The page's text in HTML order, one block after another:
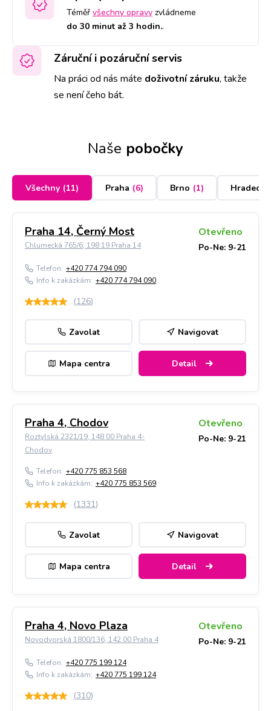
Téměř všechny opravy zvládneme
do 30 minut až 3 hodin..
Záruční i pozáruční servis
Na práci od nás máte doživotní záruku, takže
se není čeho bát.
Naše pobočky
Všechny (11) Praha (6) Brno (1) Hradec
Praha 14, Černý Most
Chlumecká 765/6, 198 19 Praha 14
Otevřeno
Po-Ne: 9-21
Telefon: +420 774 794 090
Info k zakázkám: +420 774 794 090
(126)
Zavolat Navigovat
Mapa centra Detail
Praha 4, Chodov
Roztylská 2321/19, 148 00 Praha 4-
Chodov
Otevřeno
Po-Ne: 9-21
Telefon: +420 775 853 568
Info k zakázkám: +420 775 853 569
(1331)
Zavolat Navigovat
Mapa centra Detail
Praha 4, Novo Plaza
Novodvorská 1800/136, 142 00 Praha 4
Otevřeno
Po-Ne: 9-21
Telefon: +420 775 199 124
Info k zakázkám: +420 775 199 124
(310)